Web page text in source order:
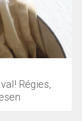
Régies,